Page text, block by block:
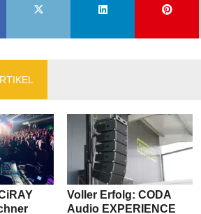
Voller Erfolg: CODA
Audio EXPERIENCE